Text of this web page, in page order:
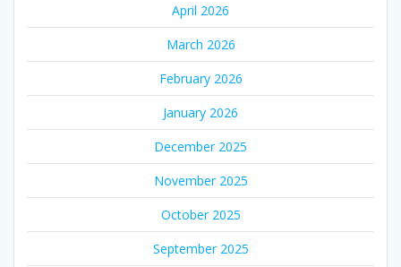
April 2026
March 2026
February 2026
January 2026
December 2025
November 2025
October 2025
September 2025